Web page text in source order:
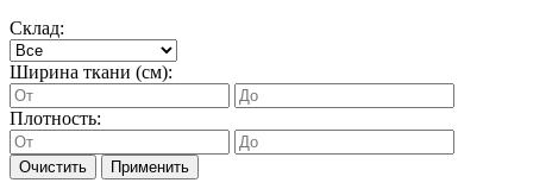
Склад:
Ширина ткани (см):
Плотность:
Очистить Применить